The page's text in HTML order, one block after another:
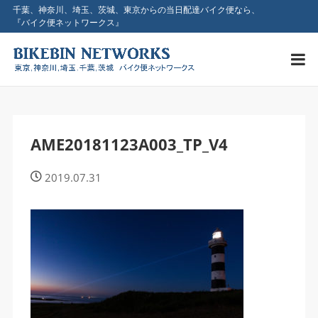
千葉、神奈川、埼玉、茨城、東京からの当日配達バイク便なら、
『バイク便ネットワークス』
AME20181123A003_TP_V4
2019.07.31